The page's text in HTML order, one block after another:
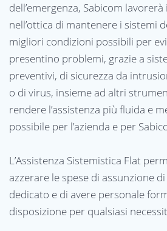
dell’emergenza, Sabicom
nell’ottica di mantenere i sistemi
migliori condizioni possibili per
presentino problemi, grazie a
preventivi, di sicurezza da
o di virus, insieme ad altri
rendere l’assistenza più fluida e
possibile per l’azienda e per
L’Assistenza Sistemistica Flat
azzerare le spese di assunzione
dedicato e di avere personale
disposizione per qualsiasi